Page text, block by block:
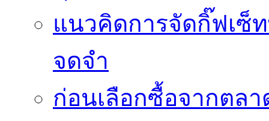
แนวคิดการจัดกิ๊ฟเซ็
จดจำ
ก่อนเลือกซื้อจากตล